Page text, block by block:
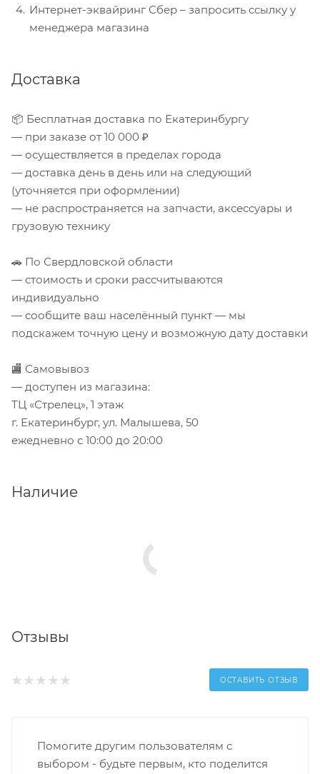
Интернет-эквайринг Сбер – запросить ссылку у
менеджера магазина
Доставка
📦 Бесплатная доставка по Екатеринбургу
— при заказе от 10 000 ₽
— осуществляется в пределах города
— доставка день в день или на следующий
(уточняется при оформлении)
— не распространяется на запчасти, аксессуары и
грузовую технику
🚗 По Свердловской области
— стоимость и сроки рассчитываются
индивидуально
— сообщите ваш населённый пункт — мы
подскажем точную цену и возможную дату доставки
🏬 Самовывоз
— доступен из магазина:
ТЦ «Стрелец», 1 этаж
г. Екатеринбург, ул. Малышева, 50
ежедневно с 10:00 до 20:00
Наличие
Отзывы
ОСТАВИТЬ ОТЗЫВ
Помогите другим пользователям с
выбором - будьте первым, кто поделится